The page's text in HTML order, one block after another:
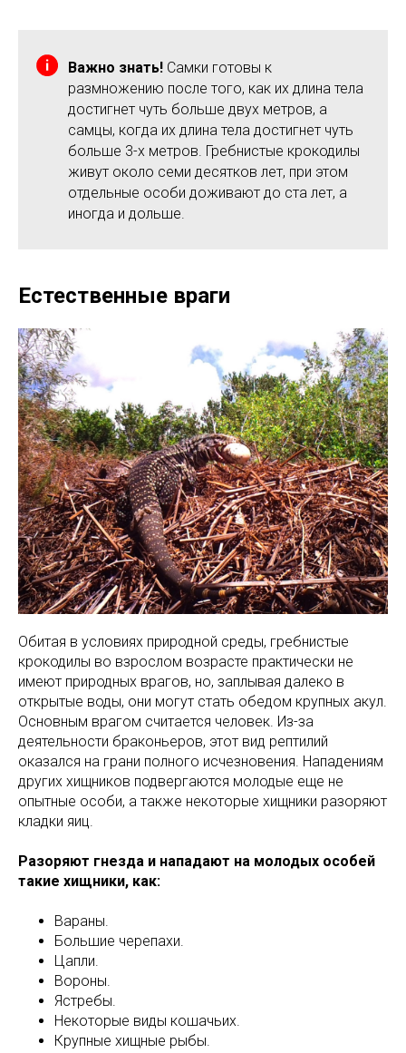
Важно знать! Самки готовы к
размножению после того, как их длина тела
достигнет чуть больше двух метров, а
самцы, когда их длина тела достигнет чуть
больше 3-х метров. Гребнистые крокодилы
живут около семи десятков лет, при этом
отдельные особи доживают до ста лет, а
иногда и дольше.
Естественные враги
Обитая в условиях природной среды, гребнистые
крокодилы во взрослом возрасте практически не
имеют природных врагов, но, заплывая далеко в
открытые воды, они могут стать обедом крупных акул.
Основным врагом считается человек. Из-за
деятельности браконьеров, этот вид рептилий
оказался на грани полного исчезновения. Нападениям
других хищников подвергаются молодые еще не
опытные особи, а также некоторые хищники разоряют
кладки яиц.
Разоряют гнезда и нападают на молодых особей
такие хищники, как:
Вараны.
Большие черепахи.
Цапли.
Вороны.
Ястребы.
Некоторые виды кошачьих.
Крупные хищные рыбы.